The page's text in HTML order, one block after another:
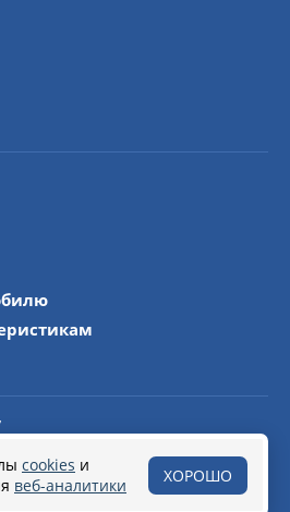
, набережная Обводного канала,
cookies и
веб-аналитики ХОРОШО